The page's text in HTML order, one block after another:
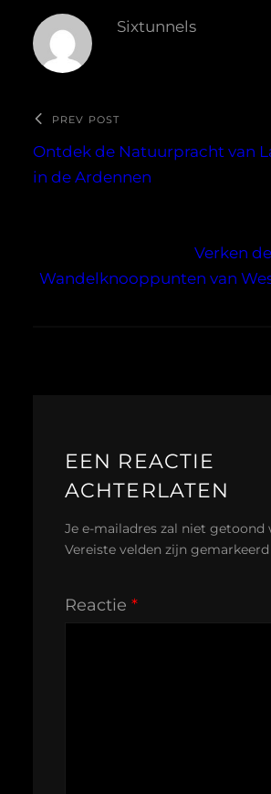
Sixtunnels
PREV POST
Ontdek de Natuurpracht van
in de Ardennen
Verken
Wandelknooppunten van
EEN REACTIE
ACHTERLATEN
Je e-mailadres zal niet getoond
Vereiste velden zijn
Reactie *